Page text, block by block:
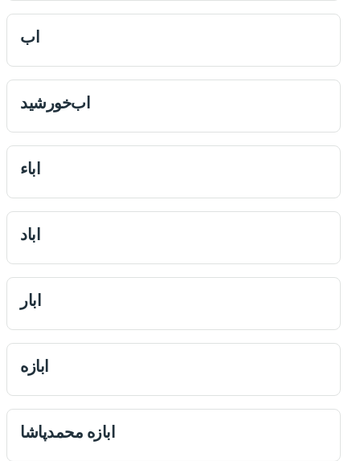
اب
اب‌خورشید
اباء
اباد
ابار
ابازه
ابازه محمدپاشا